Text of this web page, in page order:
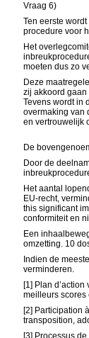
Vraag 6)
Ten eerste
procedure voor
Het
moeten dus zo
Deze
zij akkoord
Tevens wordt in
overmaking van
en vertrouwelijk
De
Door de
Het aantal
EU-recht,
this significant
conformiteit en
Een
omzetting. 10
Indien de
verminderen.
[1] Plan
meilleurs scores
[2] Participation
transposition,
[3] Processus